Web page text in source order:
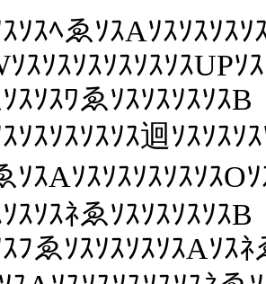
ｿｽﾍゑｿｽAｿｽｿｽｿｽ
ｿｽｿｽｿｽｿｽｿｽｿｽUPｿ
ｽｿｽﾜゑｿｽｿｽｿｽｿｽB
ｿｽｿｽｿｽｿｽ迴ｿｽｿｽｿ
ｿｽAｿｽｿｽｿｽｿｽｿｽO
ｽｿｽﾈゑｿｽｿｽｿｽｿｽB
ﾌゑｿｽｿｽｿｽｿｽAｿｽ